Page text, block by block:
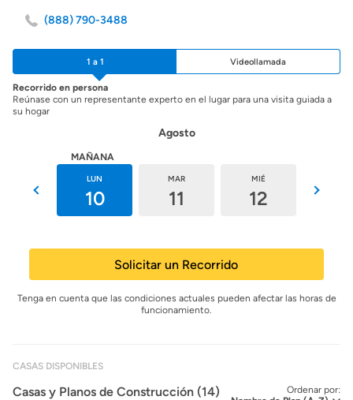
(888) 790-3488
1 a 1 Videollamada
Recorrido en persona
Reúnase con un representante experto en el lugar para una visita guiada a
su hogar
Agosto
MAÑANA
LUN
10
MAR
11
MIÉ
12
Solicitar un Recorrido
Tenga en cuenta que las condiciones actuales pueden afectar las horas de
funcionamiento.
CASAS DISPONIBLES
Ordenar por:
Casas y Planos de Construcción (14)